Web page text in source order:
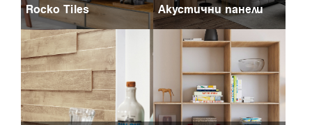
Rocko Tiles Акустични панели